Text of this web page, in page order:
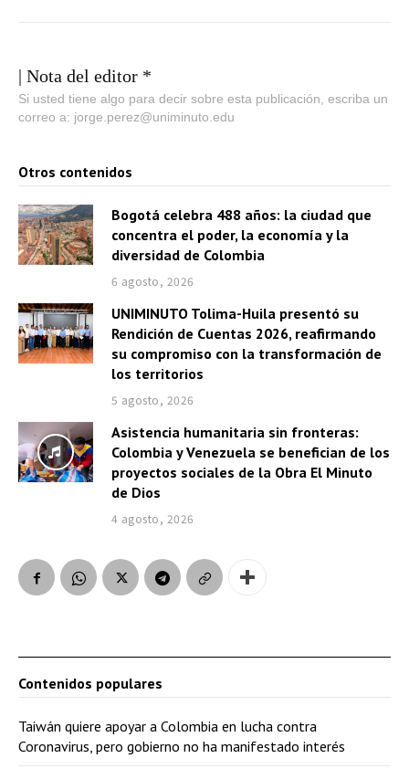
| Nota del editor *
Si usted tiene algo para decir sobre esta publicación, escriba un
correo a: jorge.perez@uniminuto.edu
Otros contenidos
Bogotá celebra 488 años: la ciudad que
concentra el poder, la economía y la
diversidad de Colombia
6 agosto, 2026
UNIMINUTO Tolima-Huila presentó su
Rendición de Cuentas 2026, reafirmando
su compromiso con la transformación de
los territorios
5 agosto, 2026
Asistencia humanitaria sin fronteras:
Colombia y Venezuela se benefician de los
proyectos sociales de la Obra El Minuto
de Dios
4 agosto, 2026
Contenidos populares
Taiwán quiere apoyar a Colombia en lucha contra
Coronavirus, pero gobierno no ha manifestado interés